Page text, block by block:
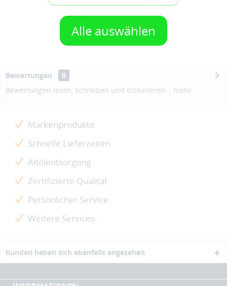
Alle auswählen
Bei Fragen zum Produkt wenden Sie sich gerne jederzeit an
Bewertungen
0
Bewertungen lesen, schreiben und diskutieren... mehr
Markenprodukte
Schnelle Lieferzeiten
Altölentsorgung
Zertifizierte Qualität
Persönlicher Service
Weitere Services
Kunden haben sich ebenfalls angesehen